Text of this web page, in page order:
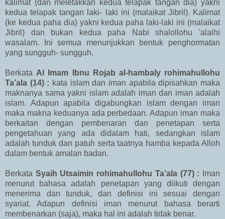
kalimat (dan meletakkan kedua telapak tangan dia) yakni
kedua telapak tangan laki- laki ini (malaikat Jibril). Kalimat
(ke kedua paha dia) yakni kedua paha laki-laki ini (malaikat
Jibril) dan bukan kedua paha Nabi shalollohu 'alaihi
wasalam. Ini semua menunjukkan bentuk penghormatan
yang sungguh- sungguh.
Berkata Al Imam Ibnu Rojab al-hambaly rohimahullohu
Ta’ala (14) : kata islam dan iman apabila dipisahkan maka
maknanya sama yakni islam adalah iman dan iman adalah
islam. Adapun apabila digabungkan islam dengan iman
maka makna keduanya ada perbedaan. Adapun iman maka
berkaitan dengan pembenaran dan penetapan serta
pengetahuan yang ada didalam hati, sedangkan islam
adalah tunduk dan patuh serta taatnya hamba kepada Alloh
dalam bentuk amalan badan.
Berkata Syaih Utsaimin rohimahullohu Ta’ala (77) : Iman
menurut bahasa adalah penetapan yang diikuti dengan
menerima dan tunduk, dan definisi ini sesuai dengan
syariat. Adapun definisi iman menurut bahasa berarti
membenarkan (saja), maka hal ini adalah tidak benar.